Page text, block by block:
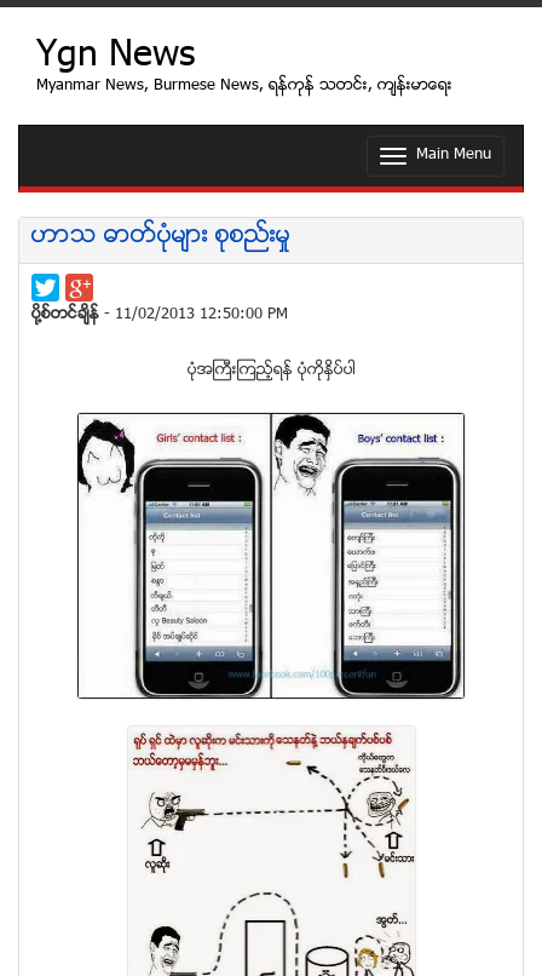
Ygn News
Myanmar News, Burmese News, ရန္ကုန္ သတင္း, က်န္းမာေရး
T
g
e
t
i
o
Main Menu
ဟာသ ဓာတ္ပုံမ်ား စုစည္းမႈ
ပုိ႔စ္တင္ခ်ိန္ - 11/02/2013 12:50:00 PM
ပုံအႀကီးၾကည့္ရန္ ပုံကုိႏွိပ္ပါ